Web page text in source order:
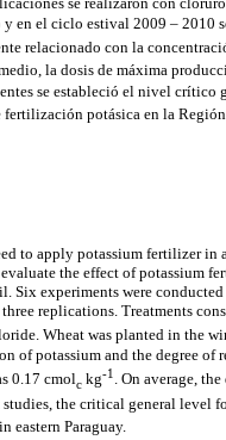
en el ciclo estival 2009 – 2010
relacionado con la
la dosis de máxima
se estableció el nivel crítico
potásica en la
to apply potassium fertilizer in
the effect of potassium
Six experiments were
replications. Treatments
Wheat was planted in the
of potassium and the degree of
0.17 cmolc kg-1
. On average,
the critical general level
eastern Paraguay.